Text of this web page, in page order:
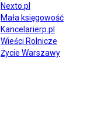
Nexto.pl
Mała księgowość
Kancelarierp.pl
Wieści Rolnicze
Życie Warszawy